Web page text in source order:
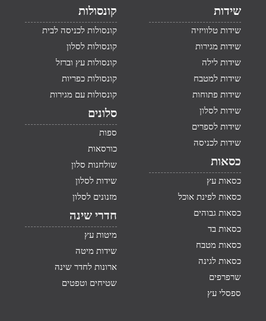
שידות
שידות טלוויזיה
שידות מגירות
שידות לילה
שידות למטבח
שידות פתוחות
שידות לסלון
שידות לספרים
שידות לכניסה
כסאות
כסאות עץ
כסאות לפינת אוכל
כסאות גבוהים
כסאות בד
כסאות מטבח
כסאות לגינה
שרפרפים
ספסלי עץ
קונסולות
קונסולות לכניסה לבית
קונסולות לסלון
קונסולות עץ וברזל
קונסולות כפריות
קונסולות עם מגירות
סלונים
ספות
כורסאות
שולחנות סלון
שידות לסלון
מזנונים לסלון
חדרי שינה
מיטות עץ
שידות מיטה
ארונות לחדר שינה
שטיחים וטפטים